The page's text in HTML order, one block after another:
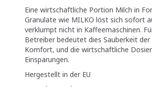
Eine wirtschaftliche Portion Milch in
Granulate wie MILKO löst sich sofort
verklumpt nicht in Kaffeemaschinen.
Betreiber bedeutet dies Sauberkeit der
Komfort, und die wirtschaftliche
Einsparungen.
Hergestellt in der EU